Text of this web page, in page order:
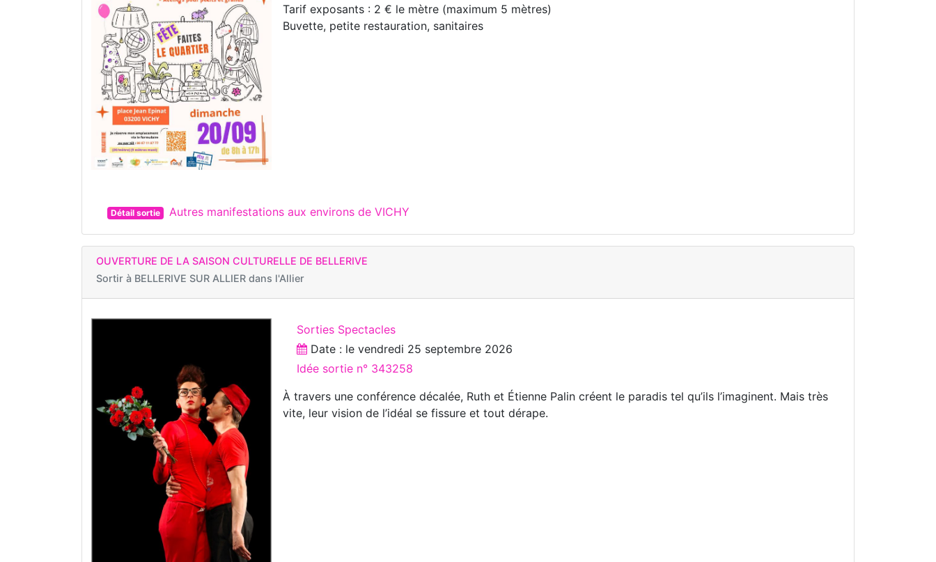
Tarif exposants : 2 € le mètre (maximum 5 mètres)
Buvette, petite restauration, sanitaires
Détail sortie Autres manifestations aux environs de VICHY
OUVERTURE DE LA SAISON CULTURELLE DE BELLERIVE
Sortir à BELLERIVE SUR ALLIER dans l'Allier
Sorties Spectacles
Date : le vendredi 25 septembre 2026
Idée sortie n° 343258
À travers une conférence décalée, Ruth et Étienne Palin créent le paradis tel qu’ils l’imaginent. Mais très
vite, leur vision de l’idéal se fissure et tout dérape.